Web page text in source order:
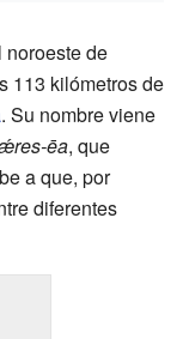
noroeste de
113 kilómetros de
. Su nombre viene
ēa, que
a que, por
diferentes